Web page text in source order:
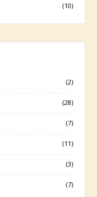
(10)
(2)
(28)
(7)
(11)
(3)
(7)